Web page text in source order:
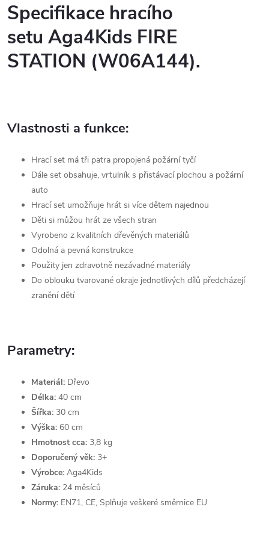
Specifikace hracího
setu Aga4Kids FIRE
STATION (W06A144).
Vlastnosti a funkce:
Hrací set má tři patra propojená požární tyčí
Dále set obsahuje, vrtulník s přistávací plochou a požární
auto
Hrací set umožňuje hrát si více dětem najednou
Děti si můžou hrát ze všech stran
Vyrobeno z kvalitních dřevěných materiálů
Odolná a pevná konstrukce
Použity jen zdravotně nezávadné materiály
Do oblouku tvarované okraje jednotlivých dílů předcházejí
zranění dětí
Parametry:
Materiál: Dřevo
Délka: 40 cm
Šířka: 30 cm
Výška: 60 cm
Hmotnost cca: 3,8 kg
Doporučený věk: 3+
Výrobce: Aga4Kids
Záruka: 24 měsíců
Normy: EN71, CE, Splňuje veškeré směrnice EU